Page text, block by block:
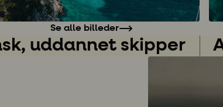
Se alle billeder
uddannet skipper